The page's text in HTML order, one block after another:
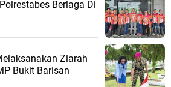
Berlaga Di
Ziarah
Bukit Barisan